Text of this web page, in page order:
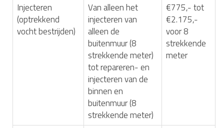
Injecteren
(optrekkend
vocht bestrijden)
Van alleen het
injecteren van
alleen de
buitenmuur (8
strekkende meter)
tot repareren- en
injecteren van de
binnen en
buitenmuur (8
strekkende meter)
€775,- tot
€2.175,-
voor 8
strekkende
meter